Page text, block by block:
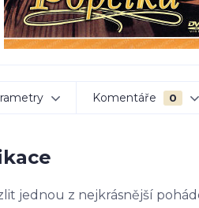
Komentáře 0
jednou z nejkrásnější